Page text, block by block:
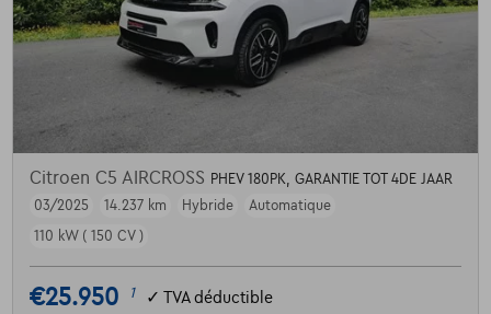
Citroen C5 AIRCROSS PHEV 180PK, GARANTIE TOT 4DE JAAR
03/2025
14.237 km Hybride
Automatique
110 kW ( 150 CV )
€25.950 1 ✓ TVA déductible